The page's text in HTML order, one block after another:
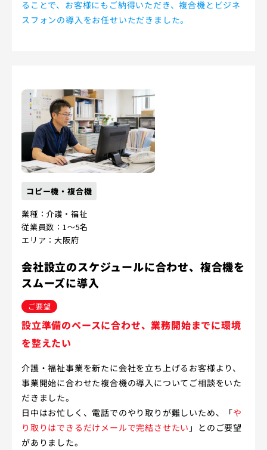
ることで、お客様にもご納得いただき、複合機とビジネ
スフォンの導入をお任せいただきました。
コピー機・複合機
業種：介護・福祉
従業員数：1～5名
エリア：大阪府
会社設立のスケジュールに合わせ、複合機を
スムーズに導入
ご要望
設立準備のペースに合わせ、業務開始までに環境
を整えたい
介護・福祉事業を新たに会社を立ち上げるお客様より、
事業開始に合わせた複合機の導入についてご相談をいた
だきました。
日中はお忙しく、電話でのやり取りが難しいため、「や
り取りはできるだけメールで完結させたい 」とのご要望
がありました。